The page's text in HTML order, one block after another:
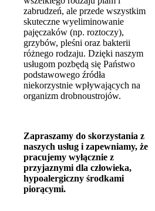
zabrudzeń, ale przede wszystkim
skuteczne wyeliminowanie
pajęczaków (np. roztoczy),
grzybów, pleśni oraz bakterii
różnego rodzaju. Dzięki naszym
usługom pozbędą się Państwo
podstawowego źródła
niekorzystnie wpływających na
organizm drobnoustrojów.
Zapraszamy do skorzystania z
naszych usług i zapewniamy, że
pracujemy wyłącznie z
przyjaznymi dla człowieka,
hypoalergiczny środkami
piorącymi.